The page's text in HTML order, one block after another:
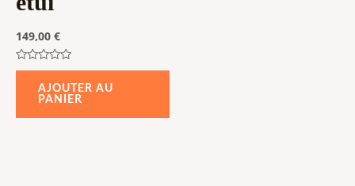
149,00 €
Note
AJOUTER AU
PANIER